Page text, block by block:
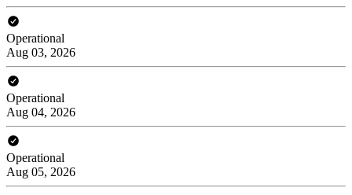
Operational
Aug 03, 2026
Operational
Aug 04, 2026
Operational
Aug 05, 2026